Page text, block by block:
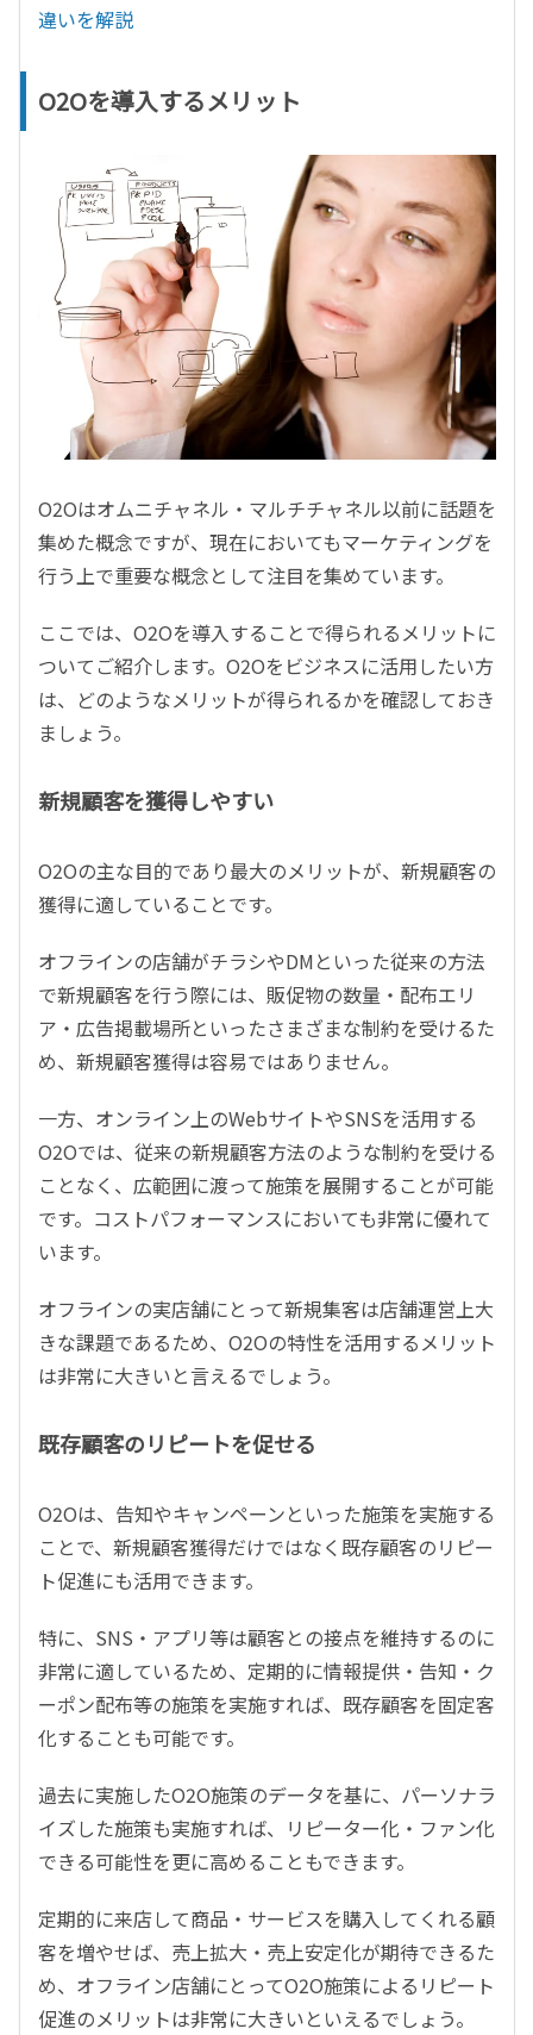
違いを解説
O2Oを導入するメリット
O2Oはオムニチャネル・マルチチャネル以前に話題を
集めた概念ですが、現在においてもマーケティングを
行う上で重要な概念として注目を集めています。
ここでは、O2Oを導入することで得られるメリットに
ついてご紹介します。O2Oをビジネスに活用したい方
は、どのようなメリットが得られるかを確認しておき
ましょう。
新規顧客を獲得しやすい
O2Oの主な目的であり最大のメリットが、新規顧客の
獲得に適していることです。
オフラインの店舗がチラシやDMといった従来の方法
で新規顧客を行う際には、販促物の数量・配布エリ
ア・広告掲載場所といったさまざまな制約を受けるた
め、新規顧客獲得は容易ではありません。
一方、オンライン上のWebサイトやSNSを活用する
O2Oでは、従来の新規顧客方法のような制約を受ける
ことなく、広範囲に渡って施策を展開することが可能
です。コストパフォーマンスにおいても非常に優れて
います。
オフラインの実店舗にとって新規集客は店舗運営上大
きな課題であるため、O2Oの特性を活用するメリット
は非常に大きいと言えるでしょう。
既存顧客のリピートを促せる
O2Oは、告知やキャンペーンといった施策を実施する
ことで、新規顧客獲得だけではなく既存顧客のリピー
ト促進にも活用できます。
特に、SNS・アプリ等は顧客との接点を維持するのに
非常に適しているため、定期的に情報提供・告知・ク
ーポン配布等の施策を実施すれば、既存顧客を固定客
化することも可能です。
過去に実施したO2O施策のデータを基に、パーソナラ
イズした施策も実施すれば、リピーター化・ファン化
できる可能性を更に高めることもできます。
定期的に来店して商品・サービスを購入してくれる顧
客を増やせば、売上拡大・売上安定化が期待できるた
め、オフライン店舗にとってO2O施策によるリピート
促進のメリットは非常に大きいといえるでしょう。